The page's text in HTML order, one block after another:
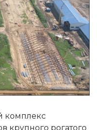
комплекс
крупного рогатого